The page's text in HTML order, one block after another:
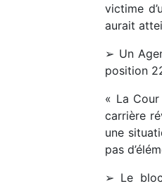
victime
aurait
➢ Un
position
« La
carrière
une
pas
➢ Le